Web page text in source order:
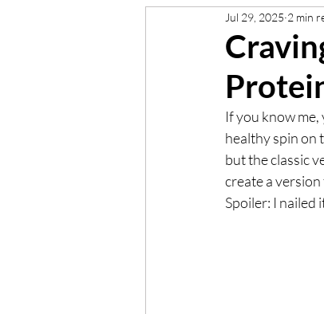
Breakfast Side,
Nutrition Education
Exercise
Perimenopause
Jul 29, 2025 2 min
If you know
healthy spin on
but the classic
create a
Spoiler: I nailed